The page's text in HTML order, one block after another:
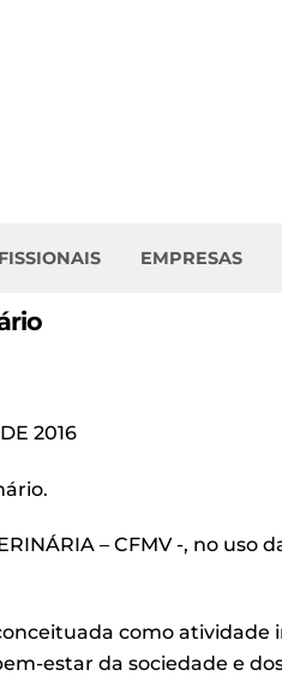
EMPRESAS
2016
– CFMV -, no uso
como
estar da sociedade e